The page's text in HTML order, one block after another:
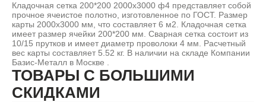
Кладочная сетка 200*200 2000х3000 ф4 представляет собой
прочное ячеистое полотно, изготовленное по ГОСТ. Размер
карты 2000х3000 мм, что составляет 6 м2. Кладочная сетка
имеет размер ячейки 200*200 мм. Сварная сетка состоит из
10/15 прутков и имеет диаметр проволоки 4 мм. Расчетный
вес карты составляет 5.52 кг. В наличии на складе Компании
Базис-Металл в Москве .
ТОВАРЫ С БОЛЬШИМИ
СКИДКАМИ